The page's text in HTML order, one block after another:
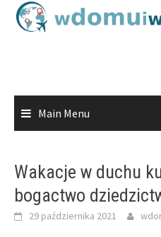
Skip
Main Menu
Wakacje w duchu
bogactwo
29 października 2021